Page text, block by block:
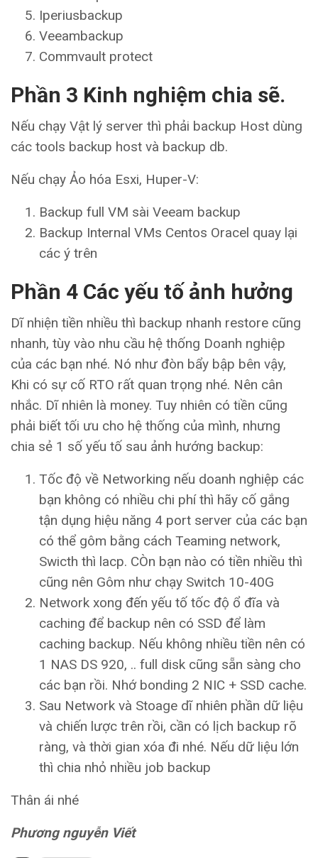
Iperiusbackup
Veeambackup
Commvault protect
Phần 3 Kinh nghiệm chia sẽ.
Nếu chạy Vật lý server thì phải backup Host dùng
các tools backup host và backup db.
Nếu chạy Ảo hóa Esxi, Huper-V:
Backup full VM sài Veeam backup
Backup Internal VMs Centos Oracel quay lại
các ý trên
Phần 4 Các yếu tố ảnh hưởng
Dĩ nhiện tiền nhiều thì backup nhanh restore cũng
nhanh, tùy vào nhu cầu hệ thống Doanh nghiệp
của các bạn nhé. Nó như đòn bẩy bập bên vậy,
Khi có sự cố RTO rất quan trọng nhé. Nên cân
nhắc. Dĩ nhiên là money. Tuy nhiên có tiền cũng
phải biết tối ưu cho hệ thống của mình, nhưng
chia sẻ 1 số yếu tố sau ảnh hướng backup:
Tốc độ về Networking nếu doanh nghiệp các
bạn không có nhiều chi phí thì hãy cố gắng
tận dụng hiệu năng 4 port server của các bạn
có thể gôm bằng cách Teaming network,
Swicth thì lacp. CÒn bạn nào có tiền nhiều thì
cũng nên Gôm như chạy Switch 10-40G
Network xong đến yếu tố tốc độ ổ đĩa và
caching để backup nên có SSD để làm
caching backup. Nếu không nhiều tiền nên có
1 NAS DS 920, .. full disk cũng sẵn sàng cho
các bạn rồi. Nhớ bonding 2 NIC + SSD cache.
Sau Network và Stoage dĩ nhiên phần dữ liệu
và chiến lược trên rồi, cần có lịch backup rõ
ràng, và thời gian xóa đi nhé. Nếu dữ liệu lớn
thì chia nhỏ nhiều job backup
Thân ái nhé
Phương nguyễn Viết